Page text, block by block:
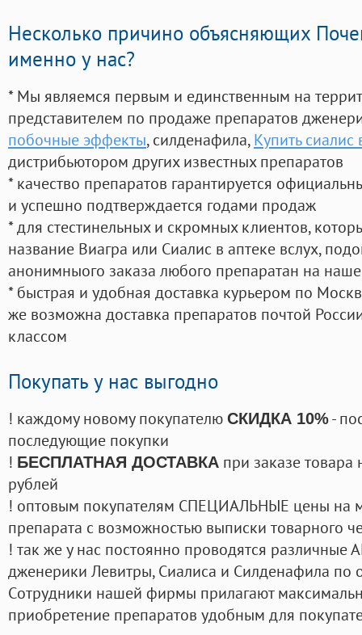
Несколько причино объясняющих
именно у нас?
* Мы являемся первым и единственным на
представителем по продаже препаратов
побочные эффекты, силденафила, Купить сиалис
дистрибьютором других известных препаратов
* качество препаратов гарантируется
и успешно подтверждается годами продаж
* для стестинельных и скромных клиентов,
название Виагра или Сиалис в аптеке вслух,
анонимныого заказа любого препаратан на
* быстрая и удобная доставка курьером по
же возможна доставка препаратов почтой
классом
Покупать у нас выгодно
! каждому новому покупателю СКИДКА 10%-
последующие покупки
! БЕСПЛАТНАЯ ДОСТАВКА при заказе
рублей
! оптовым покупателям СПЕЦИАЛЬНЫЕ цены на
препарата с возможностью выписки товарного
! так же у нас постоянно проводятся
дженерики Левитры, Сиалиса и Силденафила по
Cотрудники нашей фирмы прилагают
приобретение препаратов удобным для